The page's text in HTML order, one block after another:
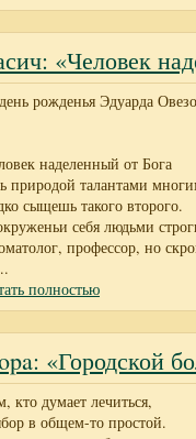
«Человек
рожденья Эдуарда
наделенный от Бога
природой талантами
сыщешь такого второго.
себя людьми
профессор, но
полностью
«Городской
кто думает лечиться,
в общем-то простой.